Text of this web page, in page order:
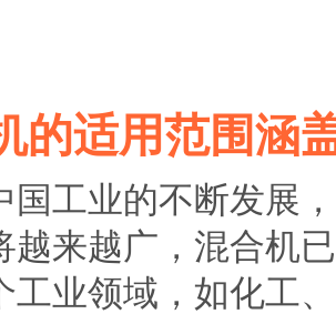
的适用范围涵
业的不断发展，
越来越广，混合机
工业领域，如化工